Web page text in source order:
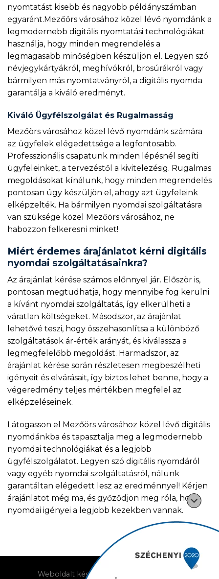
nyomtatást kisebb és nagyobb példányszámban
egyaránt.Mezőörs városához közel lévő nyomdánk a
legmodernebb digitális nyomtatási technológiákat
használja, hogy minden megrendelés a
legmagasabb minőségben készüljön el. Legyen szó
névjegykártyákról, meghívókról, brosúrákról vagy
bármilyen más nyomtatványról, a digitális nyomda
garantálja a kiváló eredményt.
Kiváló Ügyfélszolgálat és Rugalmasság
Mezőörs városához közel lévő nyomdánk számára
az ügyfelek elégedettsége a legfontosabb.
Professzionális csapatunk minden lépésnél segíti
ügyfeleinket, a tervezéstől a kivitelezésig. Rugalmas
megoldásokat kínálunk, hogy minden megrendelés
pontosan úgy készüljön el, ahogy azt ügyfeleink
elképzelték. Ha bármilyen nyomdai szolgáltatásra
van szüksége közel Mezőörs városához, ne
habozzon felkeresni minket!
Miért érdemes árajánlatot kérni digitális
nyomdai szolgáltatásainkra?
Az árajánlat kérése számos előnnyel jár. Először is,
pontosan megtudhatja, hogy mennyibe fog kerülni
a kívánt nyomdai szolgáltatás, így elkerülheti a
váratlan költségeket. Másodszor, az árajánlat
lehetővé teszi, hogy összehasonlítsa a különböző
szolgáltatások ár-érték arányát, és kiválassza a
legmegfelelőbb megoldást. Harmadszor, az
árajánlat kérése során részletesen megbeszélheti
igényeit és elvárásait, így biztos lehet benne, hogy a
végeredmény teljes mértékben megfelel az
elképzeléseinek.
Látogasson el Mezőörs városához közel lévő digitális
nyomdánkba és tapasztalja meg a legmodernebb
nyomdai technológiákat és a legjobb
ügyfélszolgálatot. Legyen szó digitális nyomdáról
vagy egyéb nyomdai szolgáltatásról, nálunk
garantáltan elégedett lesz az eredménnyel! Kérjen
árajánlatot még ma, és győződjön meg róla, hogy
nyomdai igényei a legjobb kezekben vannak.
Weboldalt készítette: